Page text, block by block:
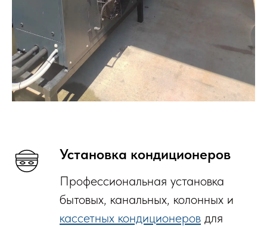
Установка кондиционеров
Профессиональная установка
бытовых, канальных, колонных и
кассетных кондиционеров для